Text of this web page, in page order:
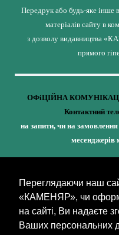
Переглядаючи наш
«КАМЕНЯР», чи
на сайті, Ви надаєте
Ваших персональних
Передрук або будь-яке інше
матеріалів сайту в
з дозволу видавництва
прямого
ОФіЦІЙНА
Контактний
на запити, чи на
месенджерів
Кожне наше
у збереження